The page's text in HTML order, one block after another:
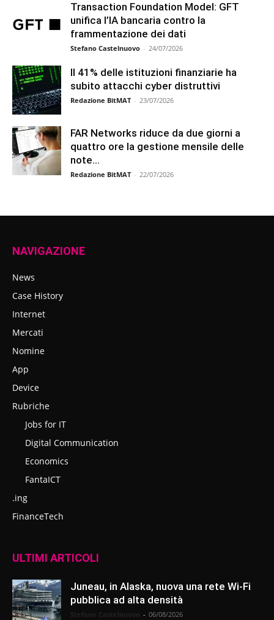
Transaction Foundation Model: GFT
unifica l’IA bancaria contro la
frammentazione dei dati
Stefano Castelnuovo - 24/07/2026
Il 41% delle istituzioni finanziarie ha
subito attacchi cyber distruttivi
Redazione BitMAT - 23/07/2026
FAR Networks riduce da due giorni a
quattro ore la gestione mensile delle
note...
Redazione BitMAT - 22/07/2026
NAVIGAZIONE
News
Case History
Internet
Mercati
Nomine
App
Device
Rubriche
Jobs for IT
Digital Communication
Economics
FantaICT
.ing
FinanceTech
ULTIMI ARTICOLI
Juneau, in Alaska, nuova una rete Wi-Fi
pubblica ad alta densità
- 06/08/2026